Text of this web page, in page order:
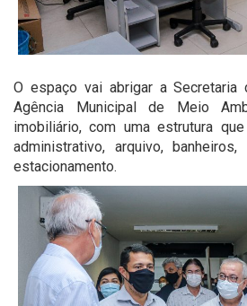
O espaço vai abrigar a Secretaria
Agência Municipal de Meio
imobiliário, com uma estrutura
administrativo, arquivo,
estacionamento.